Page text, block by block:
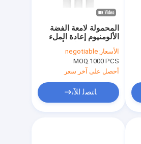
المحمولة لامعة الفضة
الألومنيوم إعادة الملء
عطر بخاخ زجاجة أسفل
نوع معبأ
الأسعار:negotiable
MOQ:1000 PCS
أحصل على آخر سعر
ﺎﺘﺼﻟ ﺍﻶﻧ